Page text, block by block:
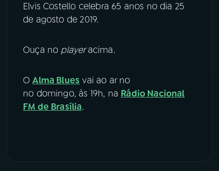
TikTok
Elvis Costello celebra 65 anos no dia 25
de agosto de 2019.
Ouça no playeracima.
OAlma Blues vai ao ar no
no domingo, às 19h, na Rádio Nacional
FM de Brasília.